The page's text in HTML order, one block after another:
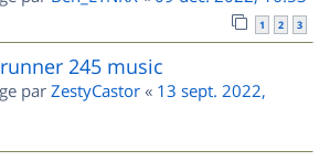
1 2 3
245 music
par ZestyCastor « 13 sept. 2022,